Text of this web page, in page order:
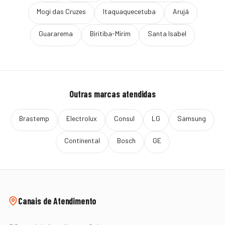
Mogi das Cruzes Itaquaquecetuba Arujá
Guararema Biritiba-Mirim Santa Isabel
Outras marcas atendidas
Brastemp Electrolux Consul LG Samsung
Continental Bosch GE
Canais de Atendimento